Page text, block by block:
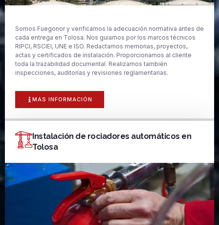
Somos Fuegonor y verificamos la adecuación normativa antes de
cada entrega en Tolosa. Nos guiamos por los marcos técnicos
RIPCI, RSCIEI, UNE e ISO. Redactamos memorias, proyectos,
actas y certificados de instalación. Proporcionamos al cliente
toda la trazabilidad documental. Realizamos también
inspecciones, auditorías y revisiones reglamentarias.
MAS INFORMACIÓN
Instalación de rociadores automáticos en
Tolosa